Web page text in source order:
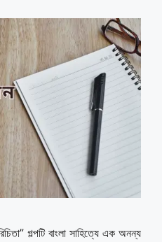
গল্পটি বাংলা সাহিত্যে এক অনন্য